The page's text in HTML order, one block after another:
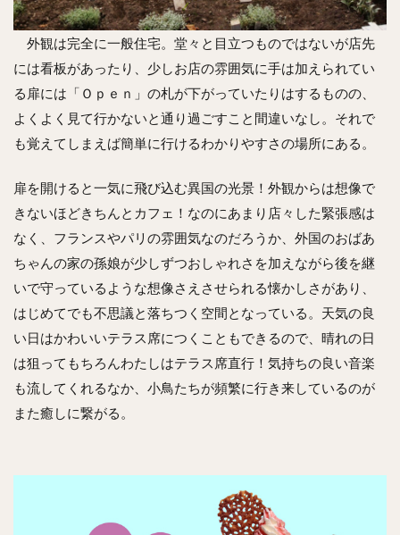
外観は完全に一般住宅。堂々と目立つものではないが店先
には看板があったり、少しお店の雰囲気に手は加えられてい
る扉には「Ｏｐｅｎ」の札が下がっていたりはするものの、
よくよく見て行かないと通り過ごすこと間違いなし。それで
も覚えてしまえば簡単に行けるわかりやすさの場所にある。
扉を開けると一気に飛び込む異国の光景！外観からは想像で
きないほどきちんとカフェ！なのにあまり店々した緊張感は
なく、フランスやパリの雰囲気なのだろうか、外国のおばあ
ちゃんの家の孫娘が少しずつおしゃれさを加えながら後を継
いで守っているような想像さえさせられる懐かしさがあり、
はじめてでも不思議と落ちつく空間となっている。天気の良
い日はかわいいテラス席につくこともできるので、晴れの日
は狙ってもちろんわたしはテラス席直行！気持ちの良い音楽
も流してくれるなか、小鳥たちが頻繁に行き来しているのが
また癒しに繋がる。